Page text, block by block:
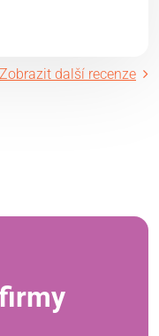
Zobrazit další recenze